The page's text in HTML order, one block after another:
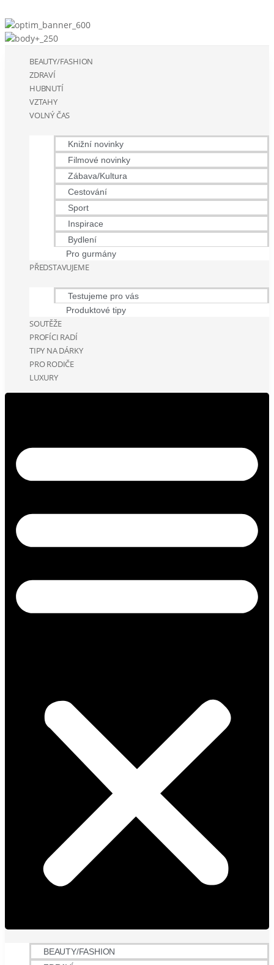
BEAUTY/FASHION
ZDRAVÍ
HUBNUTÍ
VZTAHY
VOLNÝ ČAS
Knižní novinky
Filmové novinky
Zábava/Kultura
Cestování
Sport
Inspirace
Bydlení
Pro gurmány
PŘEDSTAVUJEME
Testujeme pro vás
Produktové tipy
SOUTĚŽE
PROFÍCI RADÍ
TIPY NA DÁRKY
PRO RODIČE
LUXURY
BEAUTY/FASHION